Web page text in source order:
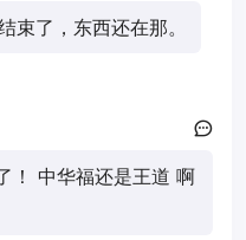
束了，东西还在那。
！ 中华福还是王道 啊